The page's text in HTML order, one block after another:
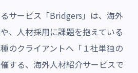
サービス「Bridgers」は、海外
、人材採用に課題を抱えている
のクライアントへ「１社単独の
する、海外人材紹介サービスで